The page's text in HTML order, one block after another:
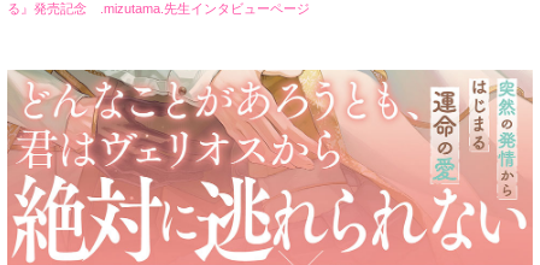
る』発売記念 .mizutama.先生インタビューページ